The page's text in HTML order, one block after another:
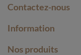
Contactez-nous
Information
Nos produits